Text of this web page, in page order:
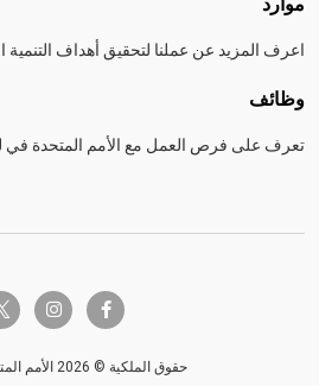
اعرف المزيد عن عملنا لتحقيق أهداف التنمية
وظائف
تعرف على فرص العمل مع الأمم المتحدة في
facebook-f
x
حقوق الملكية © 2026 الأمم المتحدة في لبنان